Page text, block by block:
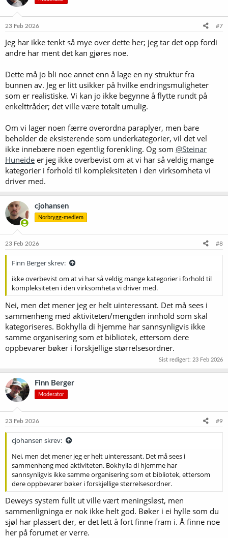
o
e
:
23 Feb 2026 #7
Jeg har ikke tenkt så mye over dette her; jeg tar det opp fordi
andre har ment det kan gjøres noe.
Dette må jo bli noe annet enn å lage en ny struktur fra
bunnen av. Jeg er litt usikker på hvilke endringsmuligheter
som er realistiske. Vi kan jo ikke begynne å flytte rundt på
enkelttråder; det ville være totalt umulig.
Om vi lager noen færre overordna paraplyer, men bare
beholder de eksisterende som underkategorier, vil det vel
ikke innebære noen egentlig forenkling. Og som @Steinar
Huneide er jeg ikke overbevist om at vi har så veldig mange
kategorier i forhold til kompleksiteten i den virksomheta vi
driver med.
cjohansen
Norbrygg-medlem
23 Feb 2026 #8
Finn Berger skrev:
ikke overbevist om at vi har så veldig mange kategorier i forhold til
kompleksiteten i den virksomheta vi driver med.
Nei, men det mener jeg er helt uinteressant. Det må sees i
sammenheng med aktiviteten/mengden innhold som skal
kategoriseres. Bokhylla di hjemme har sannsynligvis ikke
samme organisering som et bibliotek, ettersom dere
oppbevarer bøker i forskjellige størrelsesordner.
Sist redigert: 23 Feb 2026
Finn Berger
Moderator
23 Feb 2026 #9
cjohansen skrev:
Nei, men det mener jeg er helt uinteressant. Det må sees i
sammenheng med aktiviteten. Bokhylla di hjemme har
sannsynligvis ikke samme organisering som et bibliotek, ettersom
dere oppbevarer bøker i forskjellige størrelsesordner.
Deweys system fullt ut ville vært meningsløst, men
sammenligninga er nok ikke helt god. Bøker i ei hylle som du
sjøl har plassert der, er det lett å fort finne fram i. Å finne noe
her på forumet er verre.